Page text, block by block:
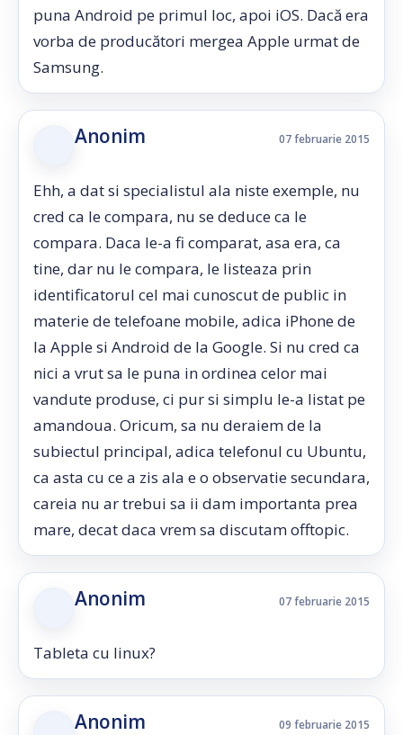
puna Android pe primul loc, apoi iOS. Dacă era
vorba de producători mergea Apple urmat de
Samsung.
Anonim 07 februarie 2015
Ehh, a dat si specialistul ala niste exemple, nu
cred ca le compara, nu se deduce ca le
compara. Daca le-a fi comparat, asa era, ca
tine, dar nu le compara, le listeaza prin
identificatorul cel mai cunoscut de public in
materie de telefoane mobile, adica iPhone de
la Apple si Android de la Google. Si nu cred ca
nici a vrut sa le puna in ordinea celor mai
vandute produse, ci pur si simplu le-a listat pe
amandoua. Oricum, sa nu deraiem de la
subiectul principal, adica telefonul cu Ubuntu,
ca asta cu ce a zis ala e o observatie secundara,
careia nu ar trebui sa ii dam importanta prea
mare, decat daca vrem sa discutam offtopic.
Anonim 07 februarie 2015
Tableta cu linux?
Anonim 09 februarie 2015